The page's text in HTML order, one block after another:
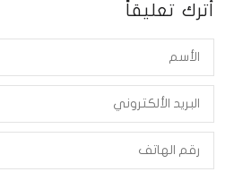
أترك تعليقاً